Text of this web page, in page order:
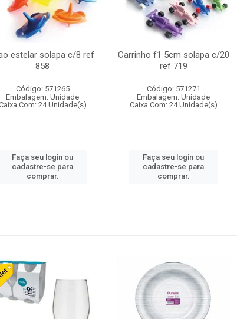
estelar solapa c/8 ref
858
Código: 571265
Embalagem: Unidade
Com: 24 Unidade(s)
Faça seu login ou
cadastre-se para
comprar.
Carrinho f1 5cm solapa c/20
ref 719
Código: 571271
Embalagem: Unidade
Caixa Com: 24 Unidade(s)
Faça seu login ou
cadastre-se para
comprar.